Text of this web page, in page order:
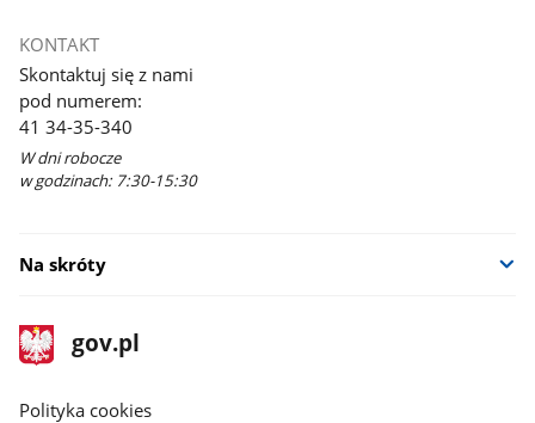
KONTAKT
Skontaktuj się z nami
pod numerem:
41 34-35-340
W dni robocze
w godzinach: 7:30-15:30
Na skróty
stopka
gov.pl
Strona
gov.pl
gov.pl
Polityka cookies